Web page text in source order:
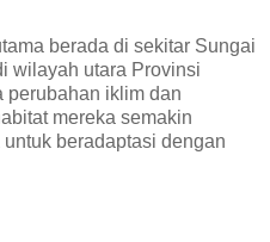
berada di sekitar Sungai
wilayah utara Provinsi
perubahan iklim dan
mereka semakin
beradaptasi dengan